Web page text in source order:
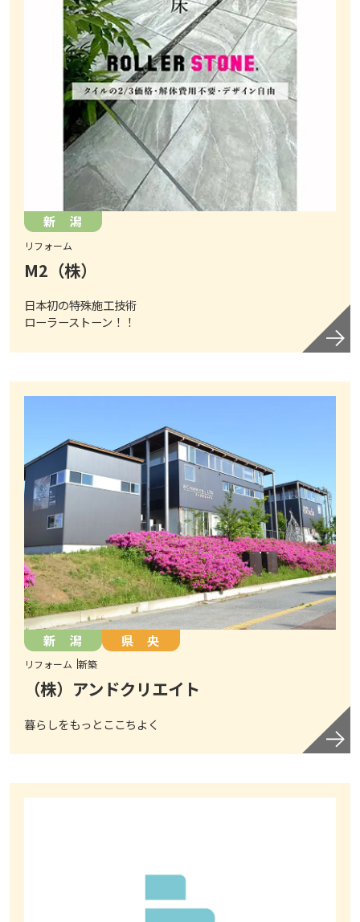
新 潟
リフォーム
M2（株）
日本初の特殊施工技術
ローラーストーン！！
新 潟 県 央
リフォーム 新築
（株）アンドクリエイト
暮らしをもっとここちよく